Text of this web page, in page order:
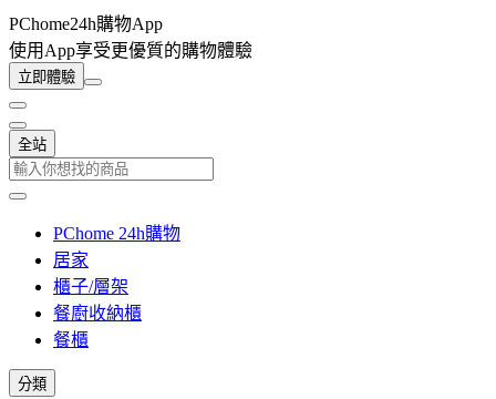
PChome24h購物App
使用App享受更優質的購物體驗
立即體驗
全站
PChome 24h購物
居家
櫃子/層架
餐廚收納櫃
餐櫃
分類